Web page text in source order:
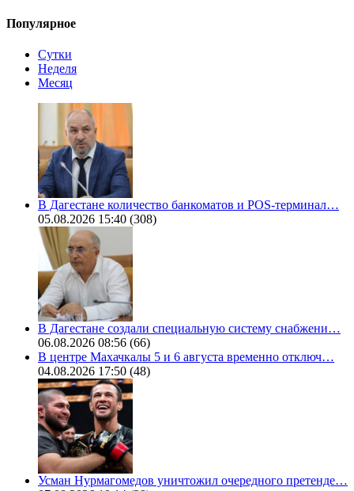
Популярное
Сутки
Неделя
Месяц
В Дагестане количество банкоматов и POS-терминал…
05.08.2026 15:40 (308)
В Дагестане создали специальную систему снабжени…
06.08.2026 08:56 (66)
В центре Махачкалы 5 и 6 августа временно отключ…
04.08.2026 17:50 (48)
Усман Нурмагомедов уничтожил очередного претенде…